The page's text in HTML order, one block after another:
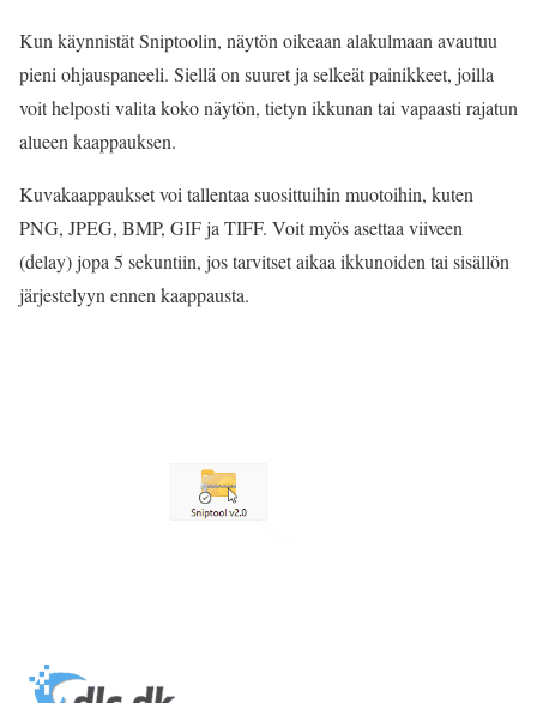
Kun käynnistät Sniptoolin, näytön oikeaan alakulmaan avautuu
pieni ohjauspaneeli. Siellä on suuret ja selkeät painikkeet, joilla
voit helposti valita koko näytön, tietyn ikkunan tai vapaasti rajatun
alueen kaappauksen.
Kuvakaappaukset voi tallentaa suosittuihin muotoihin, kuten
PNG, JPEG, BMP, GIF ja TIFF. Voit myös asettaa viiveen
(delay) jopa 5 sekuntiin, jos tarvitset aikaa ikkunoiden tai sisällön
järjestelyyn ennen kaappausta.